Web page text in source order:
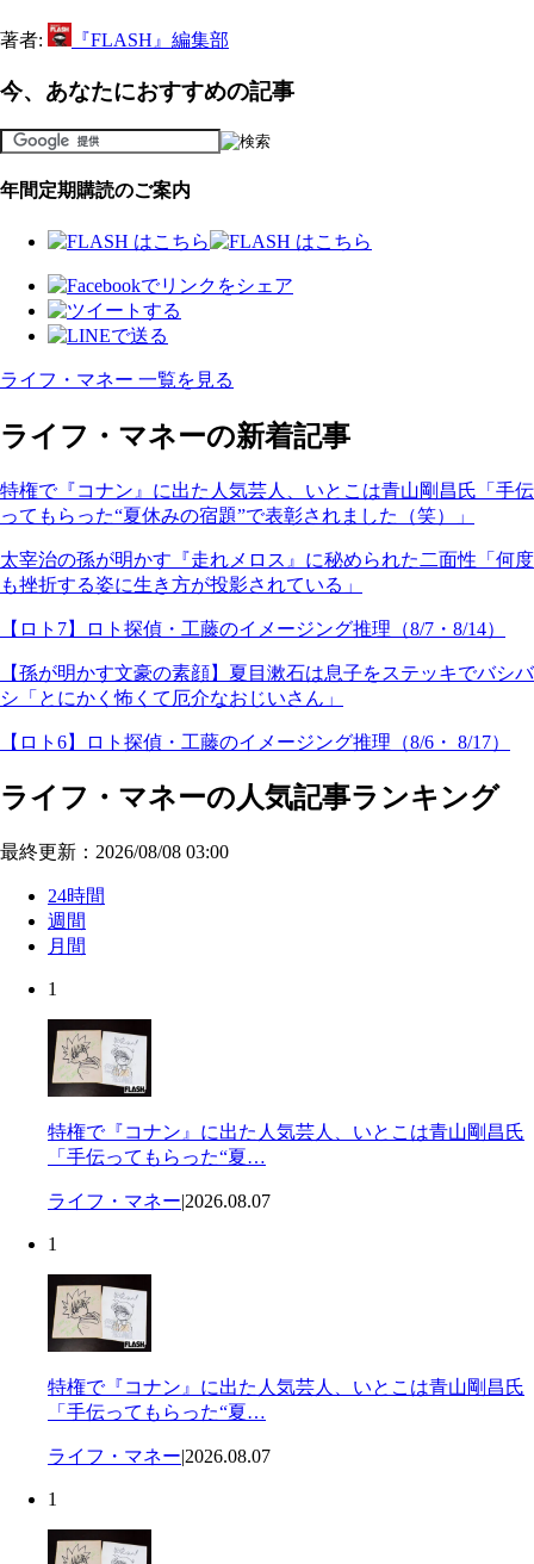
著者: 『FLASH』編集部
今、あなたにおすすめの記事
年間定期購読のご案内
ライフ・マネー 一覧を見る
ライフ・マネーの新着記事
特権で『コナン』に出た人気芸人、いとこは青山剛昌氏「手伝
ってもらった“夏休みの宿題”で表彰されました（笑）」
太宰治の孫が明かす『走れメロス』に秘められた二面性「何度
も挫折する姿に生き方が投影されている」
【ロト7】ロト探偵・工藤のイメージング推理（8/7・8/14）
【孫が明かす文豪の素顔】夏目漱石は息子をステッキでバシバ
シ「とにかく怖くて厄介なおじいさん」
【ロト6】ロト探偵・工藤のイメージング推理（8/6・ 8/17）
ライフ・マネーの人気記事ランキング
最終更新：2026/08/08 03:00
24時間
週間
月間
1
特権で『コナン』に出た人気芸人、いとこは青山剛昌氏
「手伝ってもらった“夏…
ライフ・マネー|2026.08.07
1
特権で『コナン』に出た人気芸人、いとこは青山剛昌氏
「手伝ってもらった“夏…
ライフ・マネー|2026.08.07
1